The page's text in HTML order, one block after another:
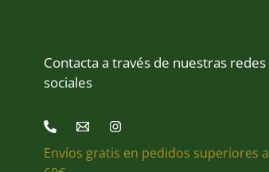
Contacta a través de nuestras redes
sociales
Envíos gratis en pedidos superiores a